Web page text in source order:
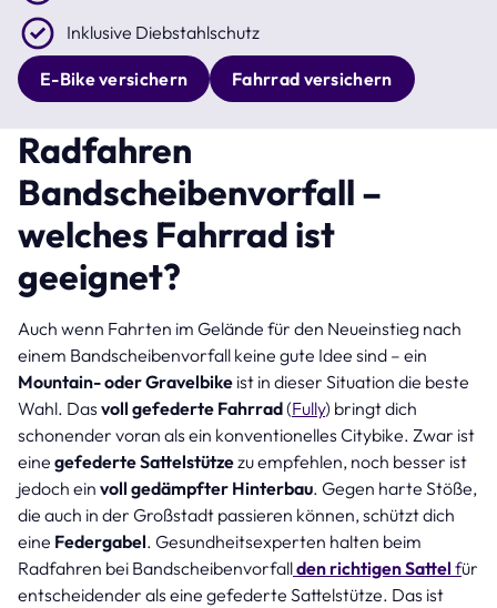
Inklusive Diebstahlschutz
E-Bike versichern Fahrrad versichern
Radfahren
Bandscheibenvorfall –
welches Fahrrad ist
geeignet?
Auch wenn Fahrten im Gelände für den Neueinstieg nach
einem Bandscheibenvorfall keine gute Idee sind – ein
Mountain- oder Gravelbike ist in dieser Situation die beste
Wahl. Das voll gefederte Fahrrad(Fully) bringt dich
schonender voran als ein konventionelles Citybike. Zwar ist
eine gefederte Sattelstützezu empfehlen, noch besser ist
jedoch ein voll gedämpfter Hinterbau. Gegen harte Stöße,
die auch in der Großstadt passieren können, schützt dich
eine Federgabel. Gesundheitsexperten halten beim
Radfahren bei Bandscheibenvorfallden richtigen Sattel für
entscheidender als eine gefederte Sattelstütze. Das ist